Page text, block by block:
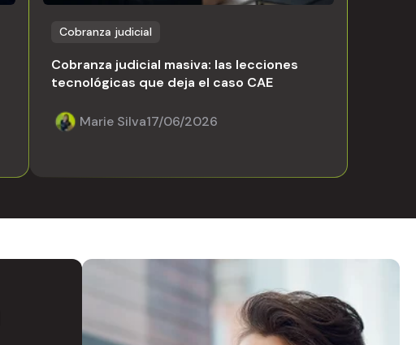
Cobranza judicial
Cobranza judicial masiva: las lecciones
tecnológicas que deja el caso CAE
Marie Silva17/06/2026